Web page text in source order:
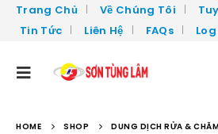
Trang Chủ Về Chúng Tôi
Tin Tức
Liên Hệ FAQs
HOME SHOP
DUNG DỊCH RỬA &